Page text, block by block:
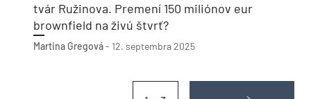
tvár Ružinova. Premení 150 miliónov eur
brownfield na živú štvrť?
Martina Gregová- 12. septembra 2025